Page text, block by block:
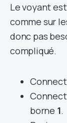
Le voyant
comme sur
donc pas
compliqué.
borne 1.